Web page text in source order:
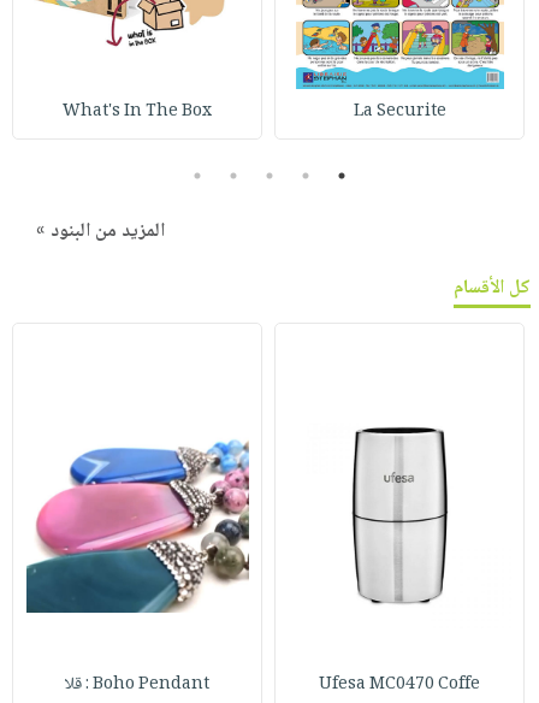
La Securite
What's In The Box
1
2
3
4
5
المزيد من البنود »
كل الأقسام
Ufesa MC0470 Coffe Boho Pendant : قلا